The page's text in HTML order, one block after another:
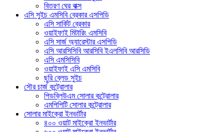
বিতরণ ঘের বাক্স
এসি সুইচ এমসিবি ব্রেকার এসপিডি
এসি সার্কিট ব্রেকার
ওয়াইফাই মিটারিং এমসিবি
এসি সার্জ অ্যারেস্টার এসপিডি
এসি আরসিসিবি আরসিবি ইএলসিবি আরসিডি
এসি এমসিসিবি
ওয়াইফাই এসি এমসিবি
ছুরি ব্লেড সুইচ
সৌর চার্জ কন্ট্রোলার
পিডব্লিউএম সোলার কন্ট্রোলার
এমপিপিটি সোলার কন্ট্রোলার
সোলার মাইক্রো ইনভার্টার
৪০০ ওয়াট মাইক্রো ইনভার্টার